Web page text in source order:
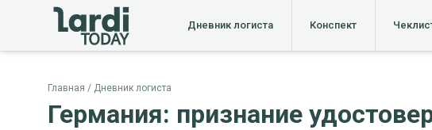
Дневник логиста Конспект
Главная Дневник логиста
Германия: признание